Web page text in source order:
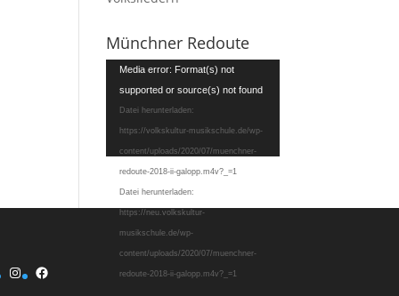
Münchner Redoute
Video-
Player
Media error: Format(s) not
supported or source(s) not found
Datei herunterladen:
https://volkskultur-musikschule.de/wp-
content/uploads/2020/07/muenchner-
redoute-2018-ii-galopp.m4v?_=1
Datei herunterladen:
https://neu.volkskultur-
musikschule.de/wp-
content/uploads/2020/07/muenchner-
redoute-2018-ii-galopp.m4v?_=1
Instagram
Facebook